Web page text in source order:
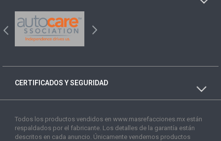
CERTIFICADOS Y SEGURIDAD
Todos los productos vendidos en www.masrefacciones.mx están
respaldados por el fabricante. Los detalles de la garantía están
descritos en cada anuncio. Únicamente vendemos productos